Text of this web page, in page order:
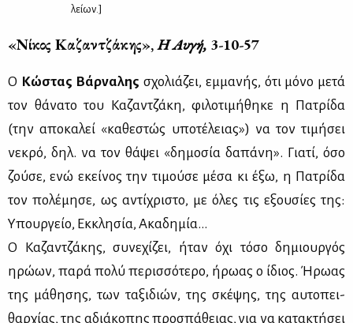
λεί­ων.]
«Νί­κος Κα­ζαν­τζά­κης»,Η Αυ­γή, 3-10-57
Ο Κώ­στας Βάρ­να­λης σχο­λιά­ζει, εμ­μα­νής, ότι μό­νο με­τά
τον θά­να­το του Κα­ζαν­τζά­κη, φι­λο­τι­μή­θη­κε η Πα­τρί­δα
(την απο­κα­λεί «κα­θε­στώς υπο­τέ­λειας») να τον τι­μή­σει
νε­κρό, δηλ. να τον θά­ψει «δη­μο­σία δα­πά­νη». Για­τί, όσο
ζού­σε, ενώ εκεί­νος την τι­μού­σε μέ­σα κι έξω, η Πα­τρί­δα
τον πο­λέ­μη­σε, ως αντί­χρι­στο, με όλες τις εξου­σί­ες της:
Υπουρ­γείο, Εκ­κλη­σία, Ακα­δη­μία...
Ο Κα­ζαν­τζά­κης, συ­νε­χί­ζει, ήταν όχι τό­σο δη­μιουρ­γός
ηρώ­ων, πα­ρά πο­λύ πε­ρισ­σό­τε­ρο, ήρω­ας ο ίδιος. Ήρω­ας
της μά­θη­σης, των τα­ξι­διών, της σκέ­ψης, της αυ­το­πει­
θαρ­χί­ας, της αδιά­κο­πης προ­σπά­θειας, για να κα­τα­κτή­σει